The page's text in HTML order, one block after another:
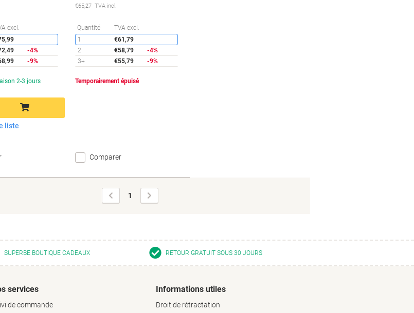
excl.
Économies
-4%
-9%
2-3 jours
au panier
liste
€65,27 TVA incl.
Quantité TVA excl.
1
€61,79
2
€58,79
-4%
3+
€55,79 -9%
Temporairement épuisé
Comparer
Page
précédente
1
suivante
SUPERBE BOUTIQUE CADEAUX RETOUR GRATUIT SOUS 30 JOURS
services
de commande
Informations utiles
Droit de rétractation